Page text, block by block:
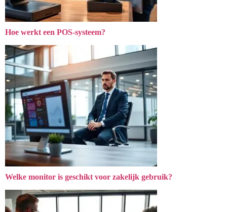
Hoe werkt een POS-systeem?
Welke monitor is geschikt voor zakelijk gebruik?